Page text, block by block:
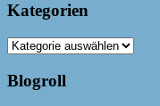
Kategorien
Kategorien
Blogroll